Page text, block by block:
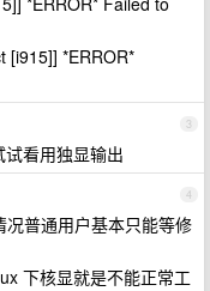
[i915]] *ERROR*
3
看用独显输出
4
普通用户基本只能等修
下核显就是不能正常工